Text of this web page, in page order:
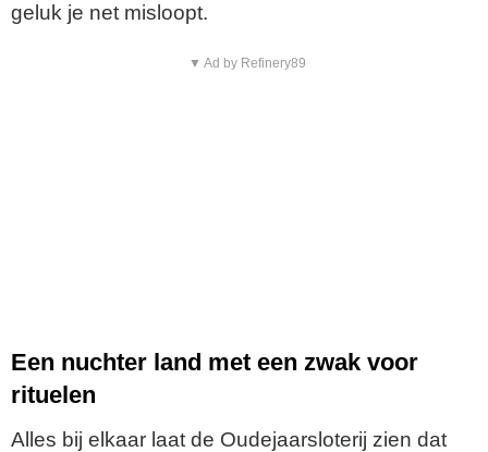
geluk je net misloopt.
▼ Ad by Refinery89
Een nuchter land met een zwak voor
rituelen
Alles bij elkaar laat de Oudejaarsloterij zien dat